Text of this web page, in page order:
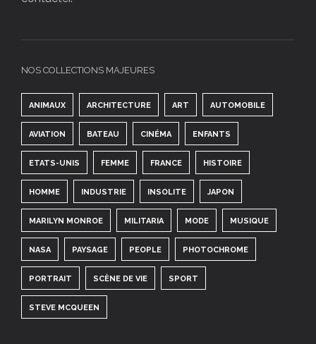
NOS COLLECTIONS MAJEURES
ANIMAUX ARCHITECTURE ART AUTOMOBILE
AVIATION BATEAU CINÉMA ENFANTS
ETATS-UNIS FEMME FRANCE HISTOIRE
HOMME INDUSTRIE INSOLITE JAPON
MARILYN MONROE MILITARIA MODE MUSIQUE
NASA PAYSAGE PEOPLE PHOTOCHROME
PORTRAIT SCÈNE DE VIE SPORT
STEVE MCQUEEN